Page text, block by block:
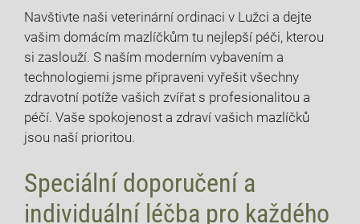
Navštivte naši veterinární ordinaci v Lužci a dejte
vašim domácím mazlíčkům tu nejlepší péči, kterou
si zaslouží. S naším moderním vybavením a
technologiemi jsme připraveni vyřešit všechny
zdravotní potíže vašich zvířat s profesionalitou a
péčí. Vaše spokojenost a zdraví vašich mazlíčků
jsou naší prioritou.
Speciální doporučení a
individuální léčba pro každého